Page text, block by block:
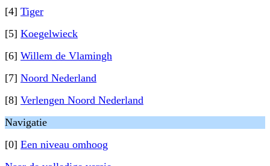
[4] Tiger
[5] Koegelwieck
[6] Willem de Vlamingh
[7] Noord Nederland
[8] Verlengen Noord Nederland
Navigatie
[0] Een niveau omhoog